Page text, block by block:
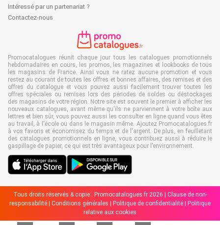
Intéressé par un partenariat ?
Contactez-nous
Promocatalogues réunit chaque jour tous les catalogues promotionnels
hebdomadaires en cours, les promos, les magazines et lookbooks de tous
les magasins de France. Ainsi vous ne ratez aucune promotion et vous
restez au courant de toutes les offres et bonnes affaires, des remises et des
offres du catalogue et vous pouvez aussi facilement trouver toutes les
offres spéciales ou remises lors des périodes de soldes ou déstockages
des magasins de votre région. Notre site est souvent le premier à afficher les
nouveaux catalogues, avant même qu'ils ne parviennent à votre boîte aux
lettres et bien sûr, vous pouvez aussi les consulter en ligne quand vous êtes
au travail, à l'école ou dans le magasin même. Ajoutez Promocatalogues.fr
à vos favoris et économisez du temps et de l'argent. De plus, en feuilletant
des catalogues promotionnels en ligne, vous contribuez aussi à réduire le
gaspillage de papier, ce qui est très avantageux pour l’environnement.
Tous droits réservés & copie : Promocatalogues.fr 2026 | Clause de non-
responsabilité
Conditions générales Politique de confidentialité
Politique
relative aux cookies